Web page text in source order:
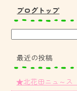
ブログトップ
最近の投稿
★北花田ニュ～ス